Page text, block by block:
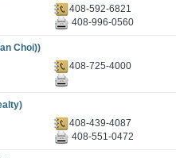
408-592-6821
408-996-0560
Choi))
408-725-4000
408-439-4087
408-551-0472